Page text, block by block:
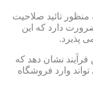
تائید صلاحیت
ضرورت دارد که این
پذیرد.
فرآیند نشان دهد که
وارد فروشگاه